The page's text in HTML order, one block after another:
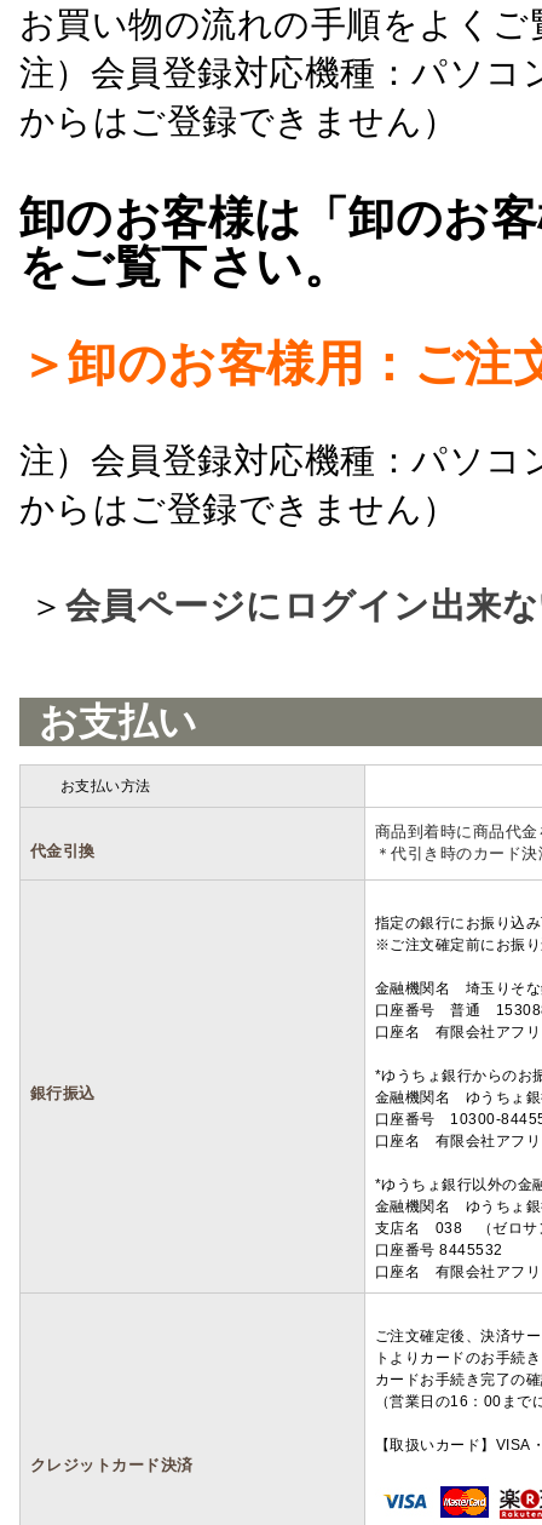
お買い物の流れの手順をよくご
注）会員登録対応機種：パソ
からはご登録できません）
卸のお客様は「卸のお
をご覧下さい。
＞卸のお客様用：ご注
注）会員登録対応機種：パソ
からはご登録できません）
＞ 会員ページにログイン出来
お支払い
お支払い方法
代金引換
商品到着時に商品代
＊代引き時のカード
銀行振込
指定の銀行にお振り込
※ご注文確定前にお振
金融機関名 埼玉りそ
口座番号 普通
口座名 有限会社アフ
*ゆうちょ銀行からのお
金融機関名 ゆうちょ
口座番号 10300-
口座名 有限会社アフ
*ゆうちょ銀行以外の金
金融機関名 ゆうちょ
支店名 038 （ゼロサ
口座番号 8445532
口座名 有限会社アフ
クレジットカード決済
ご注文確定後、決済サ
トよりカードのお手続
カードお手続き完了の
（営業日の16：00ま
【取扱いカード】